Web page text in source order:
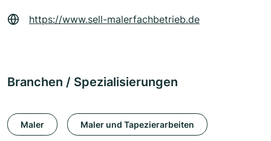
https://www.sell-malerfachbetrieb.de
Branchen / Spezialisierungen
Maler Maler und Tapezierarbeiten